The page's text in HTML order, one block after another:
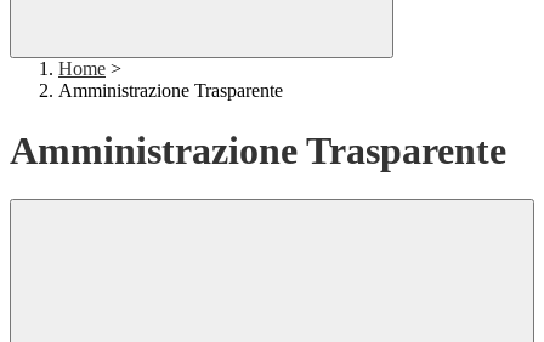
Home >
Amministrazione Trasparente
Amministrazione Trasparente